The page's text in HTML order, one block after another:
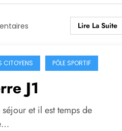
Lire La Suite
CITOYENS PÔLE SPORTIF
J1
et il est temps de